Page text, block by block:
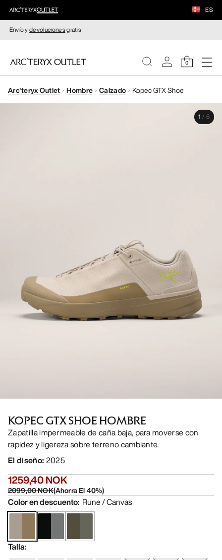
ES
Envío ydevolucionesgratis
0
MUJERE
Arc'teryx Outlet Hombre Calzado Kopec GTX Shoe
1 / 6
KOPEC GTX SHOE HOMBRE
Zapatilla impermeable de caña baja, para moverse con
rapidez y ligereza sobre terreno cambiante.
El diseño: 2025
1259,40 NOK
2099,00 NOK(Ahorra El40%)
Color en descuento: Rune / Canvas
Talla: